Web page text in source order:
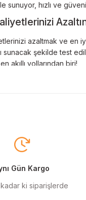
sunuyor, hızlı ve
azaltmak ve en
sunacak şekilde test
akıllı yollarından biri!
isteyen
ile Canlı
Gün Kargo
kadar ki siparişlerde